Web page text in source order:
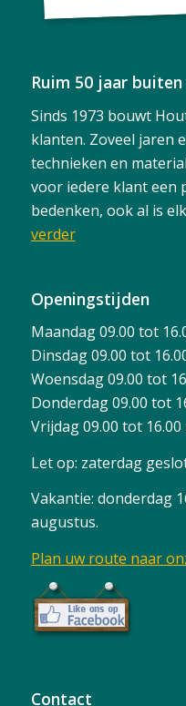
Ruim 50 jaar
Sinds 1973 bouwt
klanten. Zoveel jaren
technieken en
voor iedere klant een
bedenken, ook al is
verder
Openingstijden
Maandag 09.00 tot
Dinsdag 09.00 tot
Woensdag 09.00 tot
Donderdag 09.00 tot
Vrijdag 09.00 tot
Let op: zaterdag
Vakantie: donderdag
augustus.
Plan uw route naar
Contact